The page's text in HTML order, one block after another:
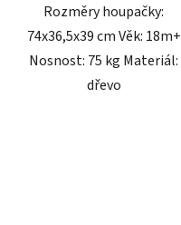
hvězdiček.
Rozměry houpačky:
74x36,5x39 cm Věk: 18m+
Nosnost: 75 kg Materiál:
dřevo